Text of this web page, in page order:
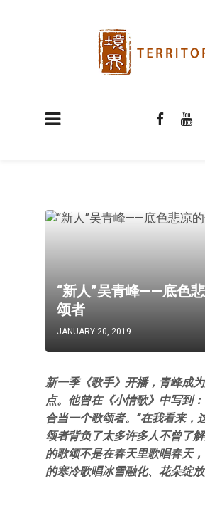
“新人”吴青峰——底色
颂者
JANUARY 20, 2019
新一季《歌手》开播，青峰成
点。他曾在《小情歌》中写到
合当一个歌颂者。”在我看来，
颂者背负了太多许多人不曾了
的歌颂不是在春天里歌唱春天
的寒冷歌唱冰雪融化、花朵绽放